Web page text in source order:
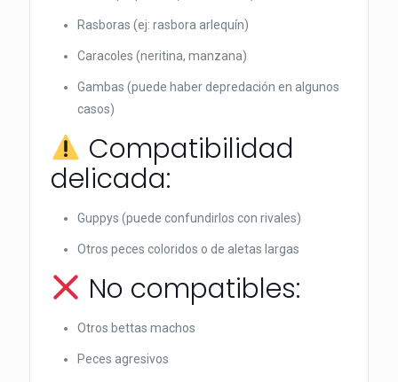
Rasboras (ej: rasbora arlequín)
Caracoles (neritina, manzana)
Gambas (puede haber depredación en algunos
casos)
Compatibilidad
delicada:
Guppys (puede confundirlos con rivales)
Otros peces coloridos o de aletas largas
No compatibles:
Otros bettas machos
Peces agresivos